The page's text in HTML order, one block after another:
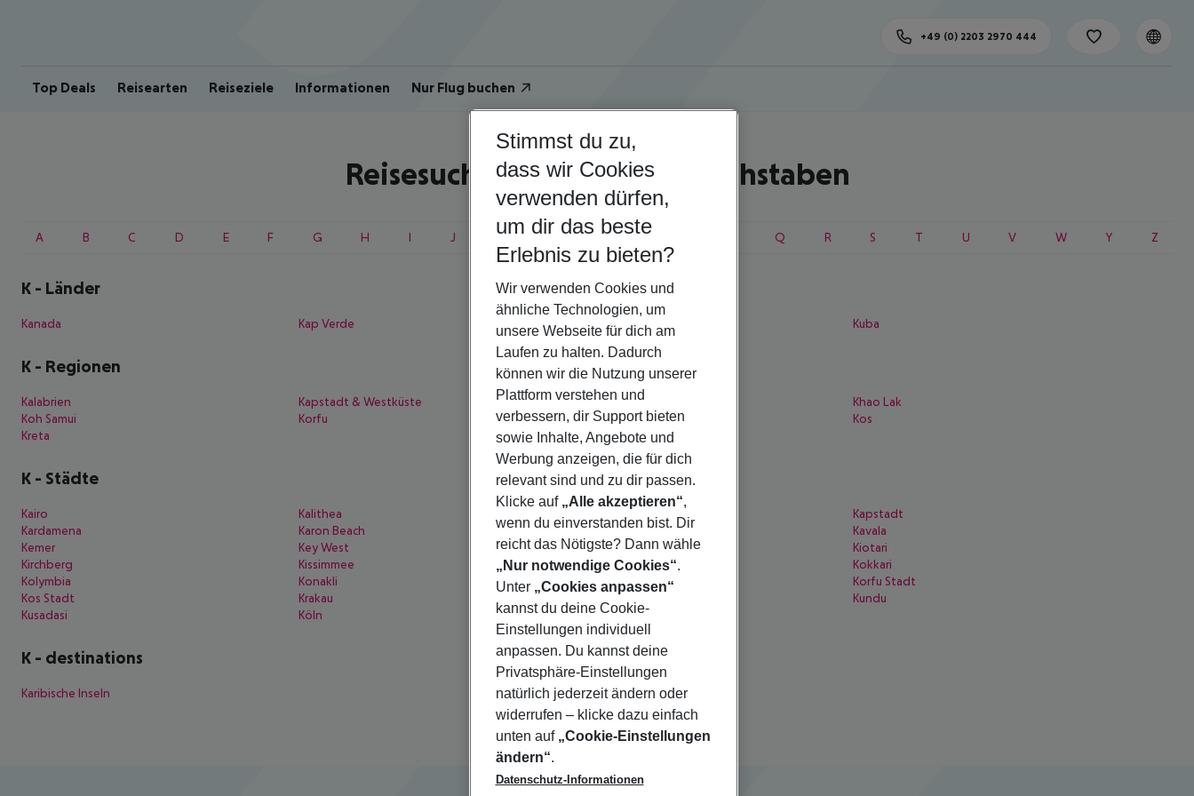
Top Deals Reisearten Reiseziele Informationen Nur Flug buchen
+49 (0) 2203 2970 444
Reisesuche nach Anfangsbuchstaben
A B C D E F G H I J K L M N Q R S T U V W Y Z
K - Länder
Kanada Kap Verde Kroatien Kuba
K - Regionen
Kalabrien Kapstadt & Westküste Kefalonia
Khao Lak
Koh Samui
Korfu Korsika
Kos
Kreta
K - Städte
Kairo Kalithea
Kapstadt
Kardamena
Karon Beach Kata Beach
Kavala
Kemer
Key West Khuk Khak Beach
Kiotari
Kirchberg
Kissimmee Kitzbühel
Kokkari
Kolymbia
Konakli Kopenhagen
Korfu Stadt
Kos Stadt
Krakau
Kundu
Kusadasi
Köln
K - destinations
Karibische Inseln
Stimmst du zu,
dass wir Cookies
verwenden dürfen,
um dir das beste
Erlebnis zu bieten?
Wir verwenden Cookies und
ähnliche Technologien, um
unsere Webseite für dich am
Laufen zu halten. Dadurch
können wir die Nutzung unserer
Plattform verstehen und
verbessern, dir Support bieten
sowie Inhalte, Angebote und
Werbung anzeigen, die für dich
relevant sind und zu dir passen.
Klicke auf „Alle akzeptieren“,
wenn du einverstanden bist. Dir
reicht das Nötigste? Dann wähle
„Nur notwendige Cookies“.
Unter „Cookies anpassen“
kannst du deine Cookie-
Einstellungen individuell
anpassen. Du kannst deine
Privatsphäre-Einstellungen
natürlich jederzeit ändern oder
widerrufen – klicke dazu einfach
unten auf „Cookie-Einstellungen
ändern“.
Datenschutz-Informationen